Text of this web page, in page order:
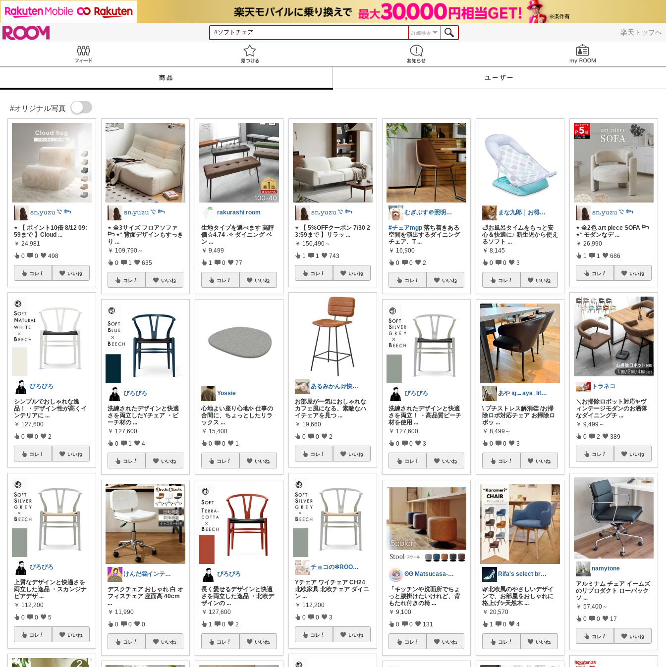
楽天トップへ
詳細検索
商品 ユーザー
#オリジナル写真
𝚜𝚗.𝚢𝚞𝚣𝚞 𓇢 𓆸
⋆ 【 ポイント10倍 8/12 09:
59まで 】Cloud ...
￥ 24,981
0 0 498
コレ いいね
ぴろぴろ
シンプルでおしゃれな逸
品！ ・デザイン性が高くイ
ンテリアに ...
￥ 127,600
0 0 2
コレ いいね
ぴろぴろ
上質なデザインと快適さを
両立した逸品 ・スカンジナ
ビアデザ ...
￥ 112,200
0 0 5
コレ いいね
𝚜𝚗.𝚢𝚞𝚣𝚞 𓇢 𓆸
⋆ 全3サイズ フロアソファ
𓆸 ⋆* 背面デザインもすっき
り ...
￥ 109,790～
0 1 635
コレ いいね
ぴろぴろ
洗練されたデザインと快適
さを両立したYチェア ・ビ
ーチ材の ...
￥ 127,600
0 1 4
コレ いいね
けんだ🤗インテリア多め
デスクチェア おしゃれ 白 オ
フィスチェア 座面高 40cm
...
￥ 11,990
0 0 0
コレ いいね
rakurashi room
生地タイプを選べます 高評
価☆4.74 ˖✧ ダイニング ベ
ン ...
￥ 9,499
1 0 77
コレ いいね
Yossie
心地よい座り心地✨ 仕事の
合間に、ちょっとしたリラ
ックス ...
￥ 15,400
0 0 1
コレ いいね
ぴろぴろ
長く愛せるデザインと快適
さを両立した逸品 ・北欧デ
ザインの ...
￥ 127,600
1 0 2
コレ いいね
𝚜𝚗.𝚢𝚞𝚣𝚞 𓇢 𓆸
⋆ 【 5%OFFクーポン 7/30 2
3:59まで 】リラッ ...
￥ 150,490～
1 1 743
コレ いいね
あるみかん@快適な在宅ワーク＆デスク環境
お部屋が一気におしゃれな
カフェ風になる、素敵なハ
イチェアを見つ ...
￥ 19,660
0 0 2
コレ いいね
チョコの✼ROOM✼
Yチェア ワイチェア CH24
北欧家具 北欧チェア ダイニ
ン ...
￥ 112,200
0 0 3
コレ いいね
むぎぷす＠照明とインテリアと北欧食器
#チェアmgp 落ち着きある
空間を演出するダイニング
チェア、T ...
￥ 16,900
0 0 2
コレ いいね
ぴろぴろ
洗練されたデザインと快適
さを両立！ ・高品質ビーチ
材を使用 ...
￥ 127,600
0 0 3
コレ いいね
ʘʘ Matsucasa-TooL ʘʘ
「キッチンや洗面所でちょ
っと腰掛けたいけれど、背
もたれ付きの椅 ...
￥ 9,100
0 0 131
コレ いいね
まな九郎｜お得情報ROOM✨
🛁お風呂タイムをもっと安
心＆快適に♪ 新生児から使え
るソフト ...
￥ 8,145
0 0 3
コレ いいね
あや ig→aya_life_home
\ プチストレス解消👏 /お掃
除ロボ対応チェア お掃除ロ
ボッ ...
￥ 8,499～
0 0 3
コレ いいね
Rifa's select branch
🌿北欧風のやさしいデザイ
ンで、お部屋をおしゃれに
格上げ✨天然木 ...
￥ 20,570
1 0 4
コレ いいね
𝚜𝚗.𝚢𝚞𝚣𝚞 𓇢 𓆸
⋆ 全2色 art piece SOFA 𓆸
⋆* モダンなデ ...
￥ 26,990
1 1 686
コレ いいね
トラネコ
＼お掃除ロボット対応✨ヴ
ィンテージモダンのお洒落
なダイニングチ ...
￥ 9,499～
0 2 389
コレ いいね
namytone
アルミナム チェア イームズ
のリプロダクト ローバック
ソ ...
￥ 57,400～
0 0 17
コレ いいね